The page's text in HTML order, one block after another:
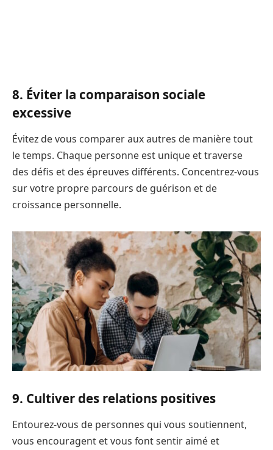
8. Éviter la comparaison sociale
excessive
Évitez de vous comparer aux autres de manière tout
le temps. Chaque personne est unique et traverse
des défis et des épreuves différents. Concentrez-vous
sur votre propre parcours de guérison et de
croissance personnelle.
9. Cultiver des relations positives
Entourez-vous de personnes qui vous soutiennent,
vous encouragent et vous font sentir aimé et